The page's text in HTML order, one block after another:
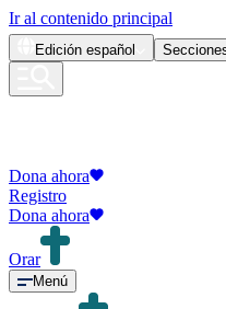
Ir al contenido principal
Edición español
Dona ahora
Registro
Dona ahora
Orar
Menú